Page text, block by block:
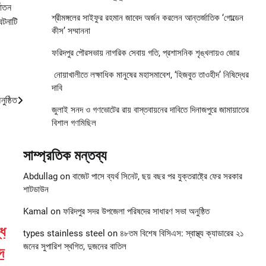
শ্রীমঙ্গলের সাইফুর রহমান জাবেদ অর্জন করলেন আন্তর্জাতিক ‘গোল্ডেন
কীস’ সম্মাননা
ফরিদপুর পৌরসভায় নাগরিক সেবায় গতি, প্রশাসনিক শৃঙ্খলায়ও জোর
নোয়াখালীতে লক্ষাধিক মানুষের মহাসমাবেশ, ‘হিজবুত তাওহীদ’ নিষিদ্ধের
দাবি
জুলাই সনদ ও গণভোটের রায় বাস্তবায়নের দাবিতে দিনাজপুরে জামায়াতের
বিশাল গণমিছিল
সাম্প্রতিক মন্তব্য
Abdullagon বাজেট পাসে ব্যর্থ সিনেট, ছয় বছর পর যুক্তরাষ্ট্রে ফের সরকার
শাটডাউন
Kamal on ফরিদপুর সদর উপজেলা পরিষদের সাধারণ সভা অনুষ্ঠিত
types stainless steel on ৪৮তম বিশেষ বিসিএস: স্বাস্থ্য ক্যাডারের ২১
জনের সুপারিশ স্থগিত, দুজনের বাতিল